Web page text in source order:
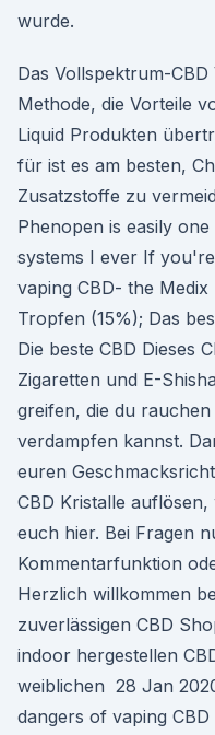
wurde.
Das Vollspektrum-
Methode, die Vorteile
Liquid Produkten
für ist es am besten,
Zusatzstoffe zu
Phenopen is easily
systems I ever If
vaping CBD- the
Tropfen (15%); Das
Die beste CBD Dieses
Zigaretten und E-
greifen, die du
verdampfen kannst.
euren
CBD Kristalle
euch hier. Bei Fragen
Kommentarfunktion
Herzlich willkommen
zuverlässigen CBD
indoor hergestellen
weiblichen 28 Jan
dangers of vaping